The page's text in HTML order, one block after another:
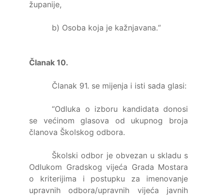
županije,
b) Osoba koja je kažnjavana.“
Članak 10.
Članak 91. se mijenja i isti sada glasi:
“Odluka o izboru kandidata donosi
se većinom glasova od ukupnog broja
članova Školskog odbora.
Školski odbor je obvezan u skladu s
Odlukom Gradskog vijeća Grada Mostara
o kriterijima i postupku za imenovanje
upravnih odbora/upravnih vijeća javnih